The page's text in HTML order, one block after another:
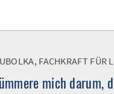
FACHKRAFT FÜR
mich darum,